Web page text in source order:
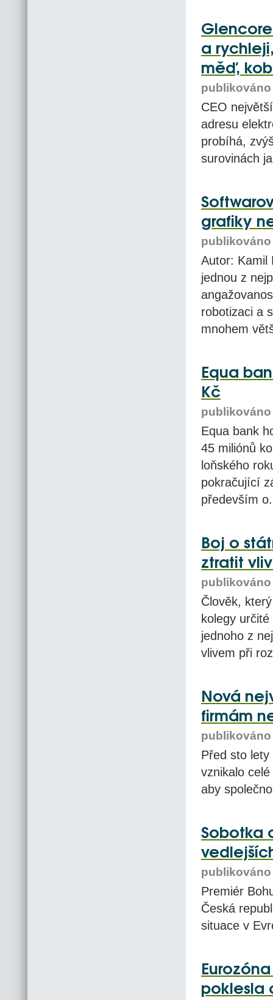
a
měď,
publikováno
CEO
adresu
probíhá,
surovinách
grafiky
publikováno
Autor: Kamil
jednou z
robotizaci a
mnohem
Equa
Kč
publikováno
Equa bank
45 miliónů
loňského
pokračující
především
Boj o
ztratit
publikováno
Člověk,
kolegy
jednoho z
vlivem při
Nová
firmám
publikováno
Před sto
vznikalo
aby
Sobotka
publikováno
Premiér
Česká
situace v
poklesla